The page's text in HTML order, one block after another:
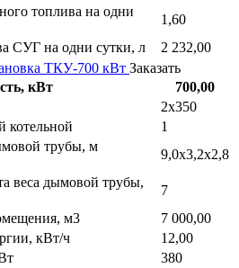
топлива на одни
1,60
СУГ на одни сутки, л
2 232,00
ТКУ-700 кВт Заказать
кВт
700,00
2х350
котельной
1
трубы, м
9,0х3,2х2,8
веса дымовой трубы,
7
м3
7 000,00
кВт/ч
12,00
380